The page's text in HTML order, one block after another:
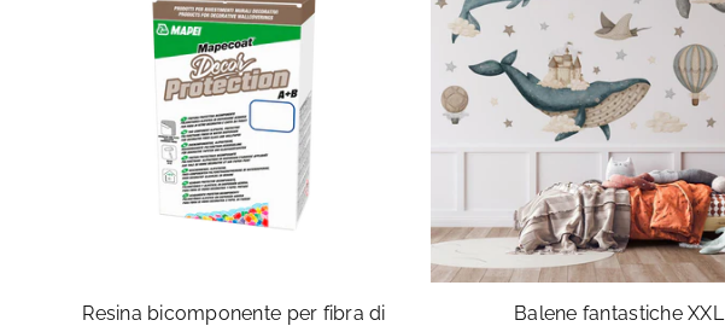
Resina bicomponente per fibra di
Balene fantastiche XXL